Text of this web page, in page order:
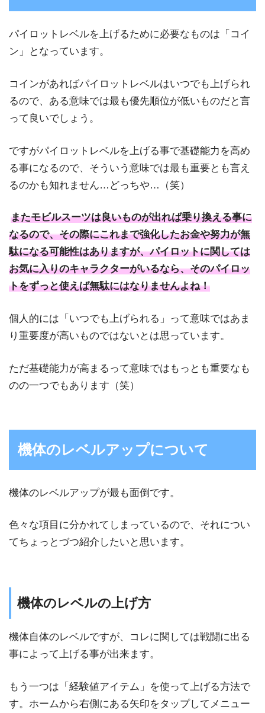
パイロットレベルを上げるために必要なものは「コイ
ン」となっています。
コインがあればパイロットレベルはいつでも上げられ
るので、ある意味では最も優先順位が低いものだと言
って良いでしょう。
ですがパイロットレベルを上げる事で基礎能力を高め
る事になるので、そういう意味では最も重要とも言え
るのかも知れません…どっちや…（笑）
またモビルスーツは良いものが出れば乗り換える事に
なるので、その際にこれまで強化したお金や努力が無
駄になる可能性はありますが、パイロットに関しては
お気に入りのキャラクターがいるなら、そのパイロッ
トをずっと使えば無駄にはなりませんよね！
個人的には「いつでも上げられる」って意味ではあま
り重要度が高いものではないとは思っています。
ただ基礎能力が高まるって意味ではもっとも重要なも
のの一つでもあります（笑）
機体のレベルアップについて
機体のレベルアップが最も面倒です。
色々な項目に分かれてしまっているので、それについ
てちょっとづつ紹介したいと思います。
機体のレベルの上げ方
機体自体のレベルですが、コレに関しては戦闘に出る
事によって上げる事が出来ます。
もう一つは「経験値アイテム」を使って上げる方法で
す。ホームから右側にある矢印をタップしてメニュー